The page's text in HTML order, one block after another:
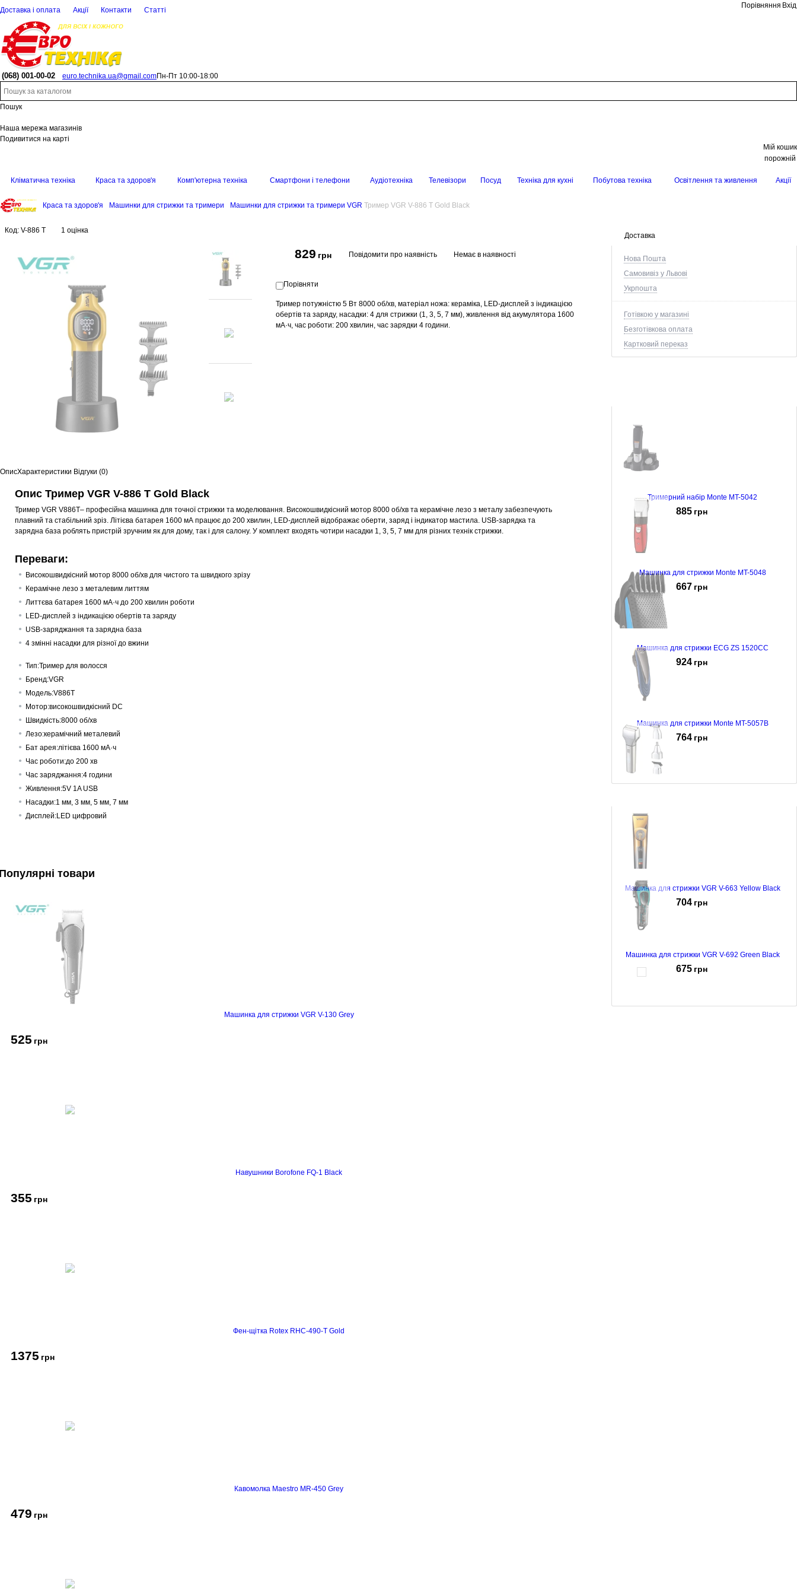
Доставка і оплата Акції Контакти Статті
Порівняння Вхід
(068) 001-00-02 euro.technika.ua@gmail.comПн-Пт 10:00-18:00
Пошук
Наша мережа магазинів
Подивитися на карті
Мій кошик
порожній
Кліматична техніка Краса та здоров'я Комп'ютерна техніка Смартфони і телефони Аудіотехніка Телевізори Посуд Техніка для кухні Побутова техніка Освітлення та живлення Акції
Краса та здоров'я Машинки для стрижки та тримери Машинки для стрижки та тримери VGR Тример VGR V-886 T Gold Black
Доставка
Нова Пошта
Самовивіз у Львові
Укрпошта
Готівкою у магазині
Безготівкова оплата
Картковий переказ
Тримерний набір Monte MT-5042
885 грн
Машинка для стрижки Monte MT-5048
667 грн
Машинка для стрижки ECG ZS 1520CC
924 грн
Машинка для стрижки Monte MT-5057B
764 грн
Машинка для стрижки VGR V-663 Yellow Black
704 грн
Машинка для стрижки VGR V-692 Green Black
675 грн
Код: V-886 T 1 оцінка
829 грн Повідомити про наявність Немає в наявності
Порівняти
Тример потужністю 5 Вт 8000 об/хв, матеріал ножа: кераміка, LED-дисплей з індикацією
обертів та заряду, насадки: 4 для стрижки (1, 3, 5, 7 мм), живлення від акумулятора 1600
мА·ч, час роботи: 200 хвилин, час зарядки 4 години.
ОписХарактеристики Відгуки (0)
Опис Тример VGR V-886 T Gold Black
Тример VGR V886T– професійна машинка для точної стрижки та моделювання. Високошвидкісний мотор 8000 об/хв та керамічне лезо з металу забезпечують
плавний та стабільний зріз. Літієва батарея 1600 мА працює до 200 хвилин, LED-дисплей відображає оберти, заряд і індикатор мастила. USB-зарядка та
зарядна база роблять пристрій зручним як для дому, так і для салону. У комплект входять чотири насадки 1, 3, 5, 7 мм для різних технік стрижки.
Переваги:
Високошвидкісний мотор 8000 об/хв для чистого та швидкого зрізу
Керамічне лезо з металевим литтям
Литтєва батарея 1600 мА·ч до 200 хвилин роботи
LED-дисплей з індикацією обертів та заряду
USB-заряджання та зарядна база
4 змінні насадки для різної до вжини
Тип:Тример для волосся
Бренд:VGR
Модель:V886T
Мотор:високошвидкісний DC
Швидкість:8000 об/хв
Лезо:керамічний металевий
Бат арея:літієва 1600 мА·ч
Час роботи:до 200 хв
Час заряджання:4 години
Живлення:5V 1A USB
Насадки:1 мм, 3 мм, 5 мм, 7 мм
Дисплей:LED цифровий
товари
Машинка для стрижки VGR V-130 Grey
525 грн
Навушники Borofone FQ-1 Black
355 грн
Фен-щітка Rotex RHC-490-T Gold
1375 грн
Кавомолка Maestro MR-450 Grey
479 грн